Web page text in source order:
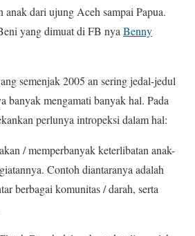
anak dari ujung Aceh sampai Papua.
yang dimuat di FB nya Benny
semenjak 2005 an sering jedal-jedul
banyak mengamati banyak hal. Pada
perlunya intropeksi dalam hal:
/ memperbanyak keterlibatan anak-
Contoh diantaranya adalah
berbagai komunitas / darah, serta